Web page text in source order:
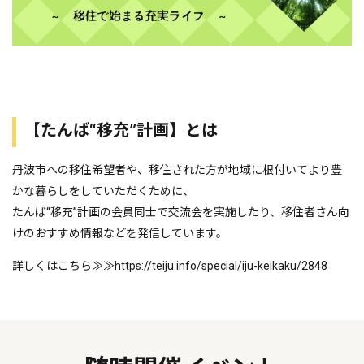
【たんば“移充”計画】とは
丹波市への移住希望者や、移住された方が地域に根付いてより豊
かな暮らしをしていただくために、
たんば“移充”計画の会員同士で交流会を実施したり、移住者さん向
けのおすすめ情報などを発信しています。
詳しくはこちら≫≫https://teiju.info/special/iju-keikaku/2848